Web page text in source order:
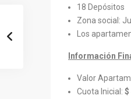
18
Zona social:
Los
Información
Valor
Cuota Inicial: $